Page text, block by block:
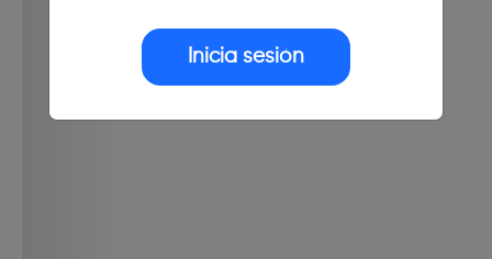
Inicia sesión